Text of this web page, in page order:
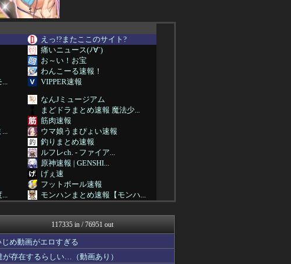
えっ!?またここのサイト?
痛いニュース(ﾉ∀`)
お～い！お宝
わんこーる速報！
VIPPER速報
なんJミュージアム
まどドラまとめ速報 魔法少...
筋肉速報
ウマ娘うまぴょい速報
釣りまとめ速報
ルフレch. - ファイア...
原神速報 | GENSHI...
げぇ速
フットボール速報
モンハンまとめ速報【モンハ...
バズッター速報
ニュー速VIPブログ(`･...
わんこーる速報！
ベイスターズ速報＠なんJ
なんJやきう関係ない部@お...
117335 in / 76951 out
め動画がエロすぎる
存在するらしい…（動画あり）